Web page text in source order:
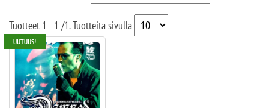
Tuotteet 1 - 1 /1. Tuotteita sivulla
UUTUUS!